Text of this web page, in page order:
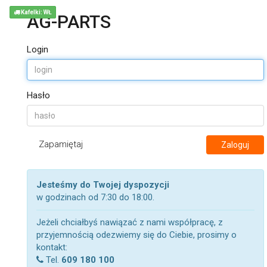
AG-PARTS
Login
Hasło
Zapamiętaj Zaloguj
Jesteśmy do Twojej dyspozycji
w godzinach od 7:30 do 18:00.
Jeżeli chciałbyś nawiązać z nami współpracę, z
przyjemnością odezwiemy się do Ciebie, prosimy o
kontakt:
Tel. 609 180 100
Kafelki: WŁ